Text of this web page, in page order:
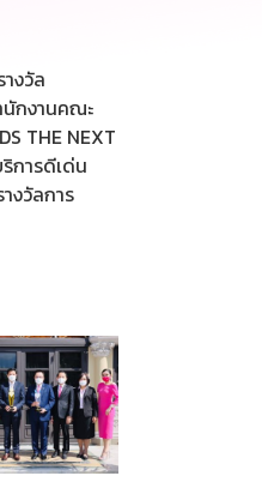
งวัล
นักงานคณะ
THE NEXT
การดีเด่น
งวัลการ